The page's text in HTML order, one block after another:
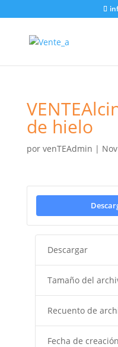
de hielo
por venTEAdmin |
Descargar
Tamaño del
Recuento de
Fecha de creación